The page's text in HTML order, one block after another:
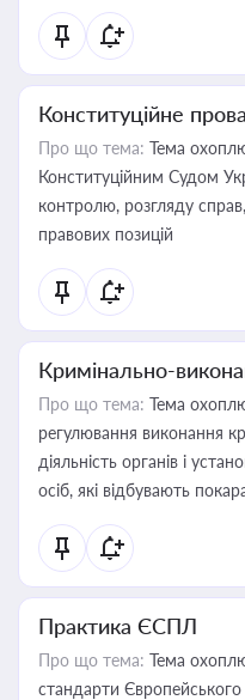
Конституційне
Про що тема: Тема
Конституційним Судом
контролю, розгляду
правових позицій
Кримінально-
Про що тема: Тема
регулювання виконання
діяльність органів і
осіб, які відбувають
Практика ЄСПЛ
Про що тема: Тема
стандарти